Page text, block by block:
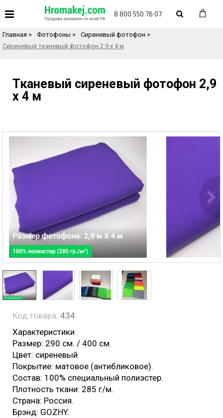
8 800 550 76 07
Назад в каталог товаров
Главная > Фотофоны > Сиреневый фотофон >
Сиреневый тканевый фотофон 2,9 х 4 м
Тканевый сиреневый фотофон 2,9
х 4 м
Код товара: 434
Характеристики
Размер: 290 см. / 400 см.
Цвет: сиреневый
Покрытие: матовое (антибликовое).
Состав: 100% специальный полиэстер.
Плотность ткани: 285 г/м.
Страна: Россия.
Брэнд: GOZHY.